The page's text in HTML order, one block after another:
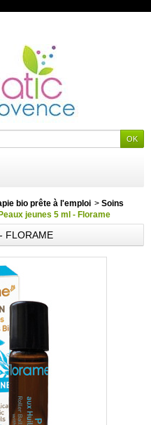
bio prête à l'emploi > Soins
jeunes 5 ml - Florame
FLORAME